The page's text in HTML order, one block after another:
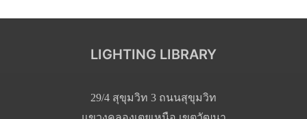
LIGHTING LIBRARY
29/4 สุขุมวิท 3 ถนนสุขุมวิท